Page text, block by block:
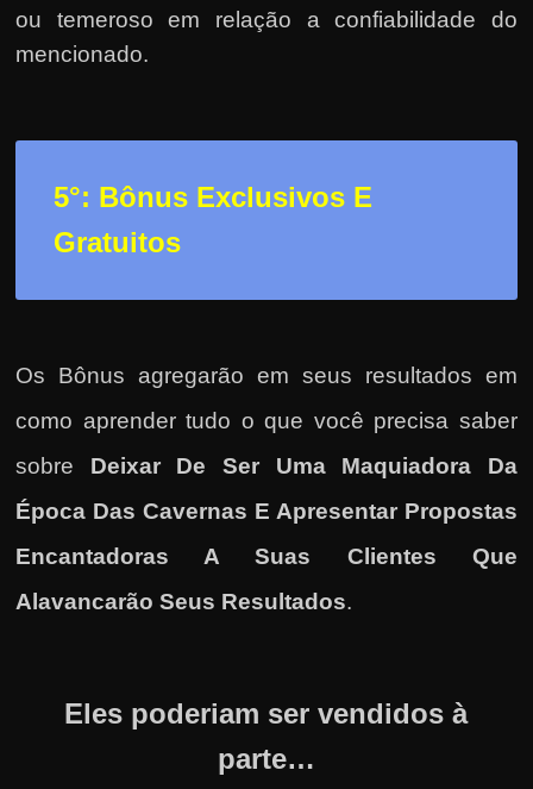
ou temeroso em relação a confiabilidade do
mencionado.
5°: Bônus Exclusivos E
Gratuitos
Os Bônus agregarão em seus resultados em
como aprender tudo o que você precisa saber
sobre Deixar De Ser Uma Maquiadora Da
Época Das Cavernas E Apresentar Propostas
Encantadoras A Suas Clientes Que
Alavancarão Seus Resultados.
Eles poderiam ser vendidos à
parte…